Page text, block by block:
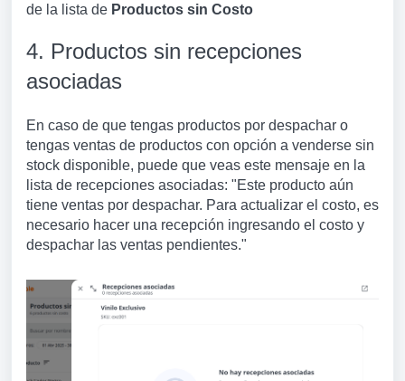
de la lista de Productos sin Costo
4. Productos sin recepciones
asociadas
En caso de que tengas productos por despachar o
tengas ventas de productos con opción a venderse sin
stock disponible, puede que veas este mensaje en la
lista de recepciones asociadas: "Este producto aún
tiene ventas por despachar. Para actualizar el costo, es
necesario hacer una recepción ingresando el costo y
despachar las ventas pendientes."